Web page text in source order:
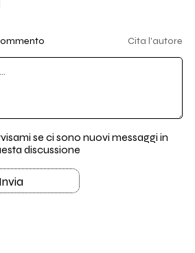
Cita l'autore
se ci sono nuovi messaggi in
discussione
Invia